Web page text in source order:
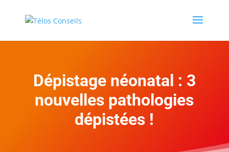
Dépistage néonatal : 3
nouvelles pathologies
dépistées !